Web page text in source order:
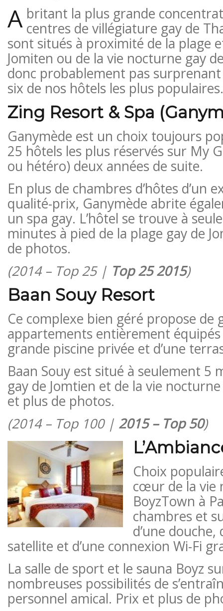
A britant la plus grande
centres de villégiature gay de
sont situés à proximité de la plage
Jomiten ou de la vie nocturne gay
donc probablement pas
six de nos hôtels les plus populaires.
Zing Resort & Spa
Ganymède est un choix toujours
25 hôtels les plus réservés sur My
ou hétéro) deux années de suite.
En plus de chambres d’hôtes d’un
qualité-prix, Ganymède abrite
un spa gay. L’hôtel se trouve à
minutes à pied de la plage gay de
de photos.
(2014 – Top 25 | Top 25 2015)
Baan Souy Resort
Ce complexe bien géré propose de
appartements entièrement équipés
grande piscine privée et d’une
Baan Souy est situé à seulement 5
gay de Jomtien et de la vie
​​et plus de photos.
(2014 – Top 100 | 2015 – Top 50)
Choix
cœur de la vie
BoyzTown à
chambres et
d’une
satellite et d’une connexion Wi-Fi
La salle de sport et le sauna Boyz
nombreuses possibilités de
personnel amical. Prix ​​et plus de